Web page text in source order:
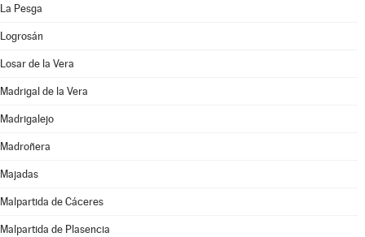
La Pesga
Logrosán
Losar de la Vera
Madrigal de la Vera
Madrigalejo
Madroñera
Majadas
Malpartida de Cáceres
Malpartida de Plasencia